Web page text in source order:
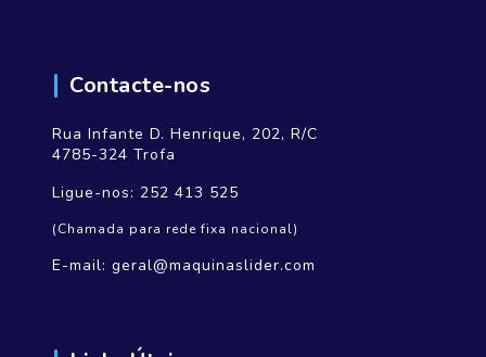
Contacte-nos
Rua Infante D. Henrique, 202, R/C
4785-324 Trofa
Ligue-nos: 252 413 525
(Chamada para rede fixa nacional)
E-mail: geral@maquinaslider.com